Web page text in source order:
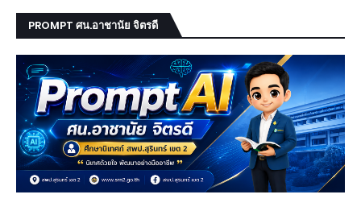
PROMPT ศน.อาชานัย จิตรดี